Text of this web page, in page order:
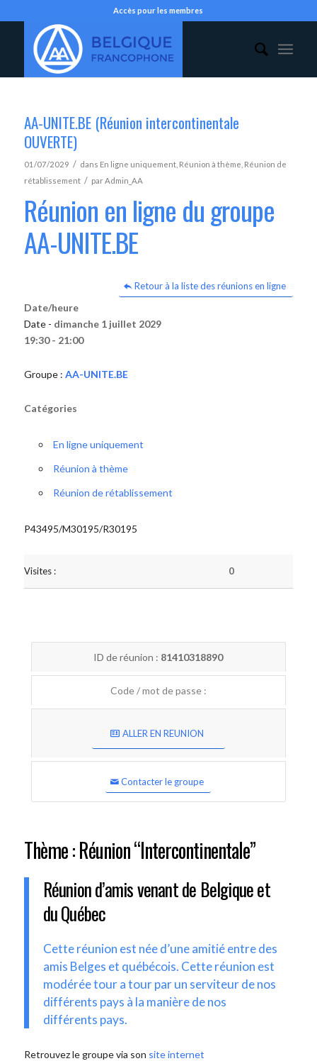
Accès pour les membres
AA-UNITE.BE (Réunion intercontinentale
OUVERTE)
01/07/2029 / dans En ligne uniquement, Réunion à thème Réunion de
rétablissement / parAdmin_AA
Réunion en ligne du groupe
AA-UNITE.BE
Retour à la liste des réunions en ligne
Date/heure
Date - dimanche 1 juillet 2029
19:30 - 21:00
Groupe : AA-UNITE.BE
Catégories
En ligne uniquement
Réunion à thème
Réunion de rétablissement
P43495/M30195/R30195
Visites : 0
ID de réunion : 81410318890
Code / mot de passe :
ALLER EN REUNION
Contacter le groupe
Thème : Réunion “Intercontinentale”
Réunion d’amis venant de Belgique et
du Québec
Cette réunion est née d’une amitié entre des
amis Belges et québécois. Cette réunion est
modérée tour a tour par un serviteur de nos
différents pays à la manière de nos
différents pays.
Retrouvez le groupe via son site internet